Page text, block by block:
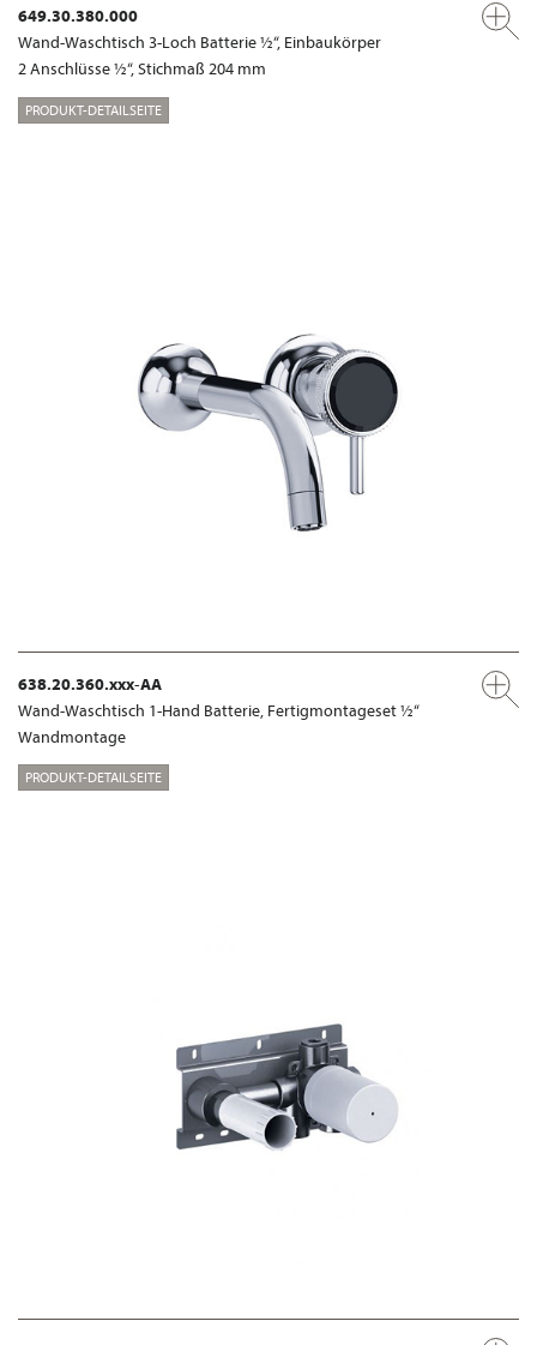
649.30.380.000
Wand-Waschtisch 3-Loch Batterie ½“, Einbaukörper
2 Anschlüsse ½“, Stichmaß 204 mm
PRODUKT-DETAILSEITE
638.20.360.xxx-AA
Wand-Waschtisch 1-Hand Batterie, Fertigmontageset ½“
Wandmontage
PRODUKT-DETAILSEITE